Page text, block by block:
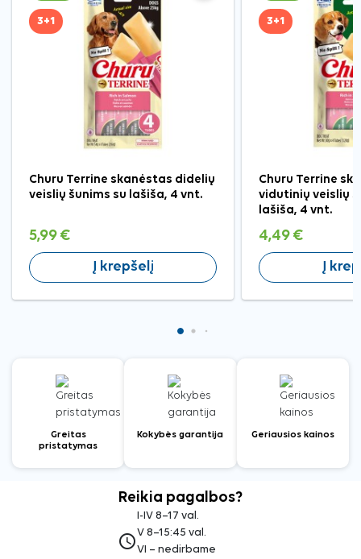
3+1
Churu Terrine skanėstas didelių
veislių šunims su lašiša, 4 vnt.
5,99 €
Į krepšelį
3+1
Churu Terrine
vidutinių veislių
lašiša, 4 vnt.
4,49 €
Į
Greitas
pristatymas
Kokybės garantija Geriausios kainos
Reikia pagalbos?
access_time
I-IV 8–17 val.
V 8–15:45 val.
VI – nedirbame